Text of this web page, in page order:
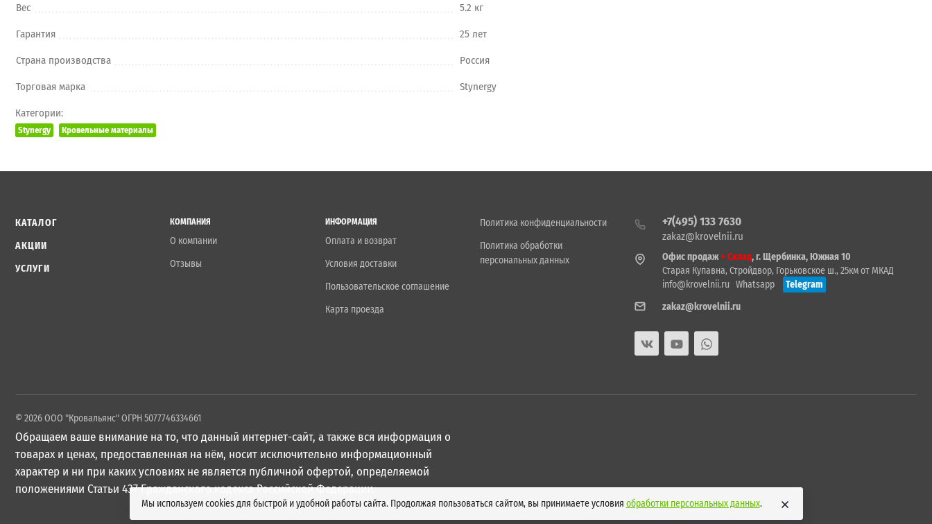
Вес 5.2 кг
Гарантия 25 лет
Страна производства Россия
Торговая марка Stynergy
Категории:
Stynergy Кровельные материалы
КАТАЛОГ
АКЦИИ
УСЛУГИ
КОМПАНИЯ
О компании
Отзывы
ИНФОРМАЦИЯ
Оплата и возврат
Условия доставки
Пользовательское соглашение
Карта проезда
Политика конфиденциальности
Политика обработки
персональных данных
+7(495) 133 7630
zakaz@krovelnii.ru
Офис продаж+ Склад, г. Щербинка, Южная 10
Старая Купавна, Стройдвор, Горьковское ш., 25км от МКАД
info@krovelnii.ru
Whatsapp
Telegram
zakaz@krovelnii.ru
© 2026 ООО "Кровальянс" ОГРН 5077746334661
Обращаем ваше внимание на то, что данный интернет-сайт, а также вся информация о
товарах и ценах, предоставленная на нём, носит исключительно информационный
характер и ни при каких условиях не является публичной офертой, определяемой
положениями Статьи 437 Гражданского кодекса Российской Федерации.
Мы используем cookies для быстрой и удобной работы сайта. Продолжая пользоваться сайтом, вы принимаете условия обработки персональных данных.